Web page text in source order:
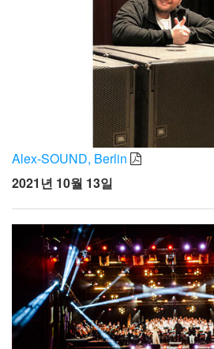
Alex-SOUND, Berlin
2021년 10월 13일